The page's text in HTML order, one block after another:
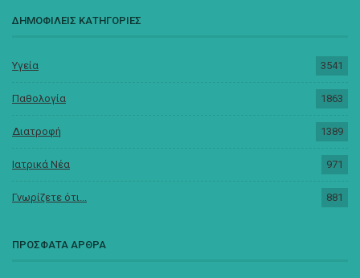
ΔΗΜΟΦΙΛΕΙΣ ΚΑΤΗΓΟΡΙΕΣ
Υγεία 3541
Παθολογία 1863
Διατροφή 1389
Ιατρικά Νέα 971
Γνωρίζετε ότι... 881
ΠΡΟΣΦΑΤΑ ΑΡΘΡΑ